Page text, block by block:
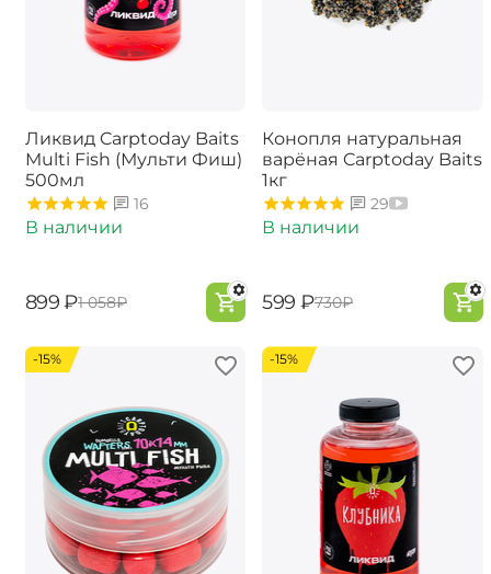
Ликвид Carptoday Baits
Multi Fish (Мульти Фиш)
500мл
16
В наличии
‍899‍ ₽‍1 058‍₽
Конопля натуральная
варёная Carptoday Baits
1кг
29
В наличии
‍599‍ ₽‍730‍₽
-15% -15%